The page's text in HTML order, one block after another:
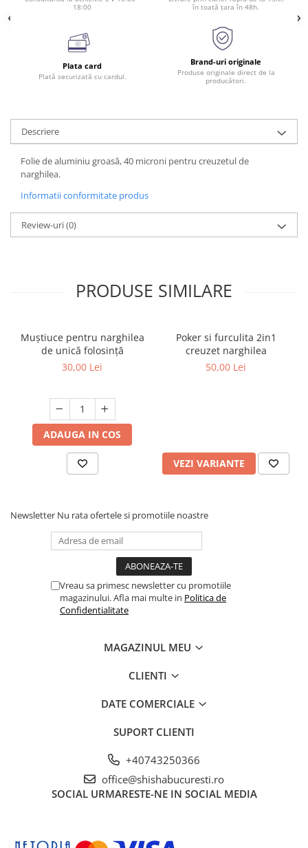
18:00
în toată țara în 48h.
Plata card
Plată securizată cu cardul.
Brand-uri originale
Produse originale direct de la
producători.
Descriere
Folie de aluminiu groasă, 40 microni pentru creuzetul de
narghilea.
Informatii conformitate produs
Review-uri(0)
PRODUSE SIMILARE
Muștiuce pentru narghilea
de unică folosință
30,00 Lei
ADAUGA IN COS
Poker si furculita 2in1
creuzet narghilea
50,00 Lei
VEZI VARIANTE
Newsletter Nu rata ofertele si promotiile noastre
Vreau sa primesc newsletter cu promotiile
magazinului. Afla mai multe in Politica de
Confidentialitate
MAGAZINUL MEU
CLIENTI
DATE COMERCIALE
SUPORT CLIENTI
+40743250366
office@shishabucuresti.ro
SOCIAL URMARESTE-NE IN SOCIAL MEDIA